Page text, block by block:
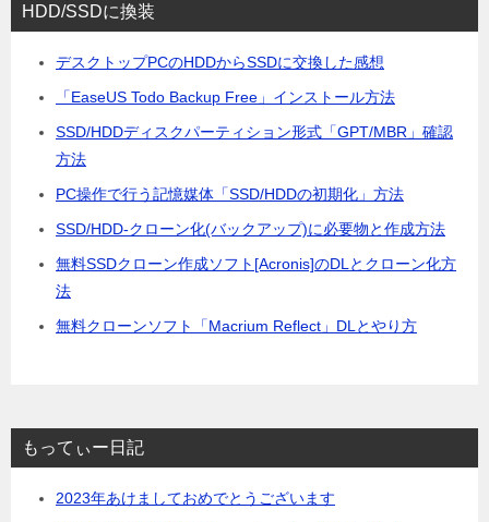
HDD/SSDに換装
デスクトップPCのHDDからSSDに交換した感想
「EaseUS Todo Backup Free」インストール方法
SSD/HDDディスクパーティション形式「GPT/MBR」確認
方法
PC操作で行う記憶媒体「SSD/HDDの初期化」方法
SSD/HDD-クローン化(バックアップ)に必要物と作成方法
無料SSDクローン作成ソフト[Acronis]のDLとクローン化方
法
無料クローンソフト「Macrium Reflect」DLとやり方
もってぃー日記
2023年あけましておめでとうございます